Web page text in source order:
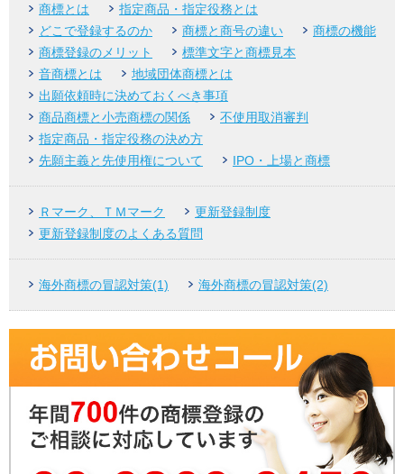
商標とは
指定商品・指定役務とは
どこで登録するのか
商標と商号の違い
商標の機能
商標登録のメリット
標準文字と商標見本
音商標とは
地域団体商標とは
出願依頼時に決めておくべき事項
商品商標と小売商標の関係
不使用取消審判
指定商品・指定役務の決め方
先願主義と先使用権について
IPO・上場と商標
Ｒマーク、ＴＭマーク
更新登録制度
更新登録制度のよくある質問
海外商標の冒認対策(1) 海外商標の冒認対策(2)